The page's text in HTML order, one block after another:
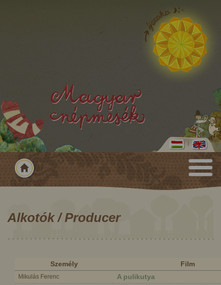
Alkotók / Producer
Személy Film
Mikulás Ferenc A pulikutya